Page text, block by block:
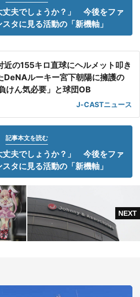
丈夫でしょうか？」 今後をファ
タに見る活動の「新機軸」
近の155キロ直球にヘルメット叩き
DeNAルーキー宮下朝陽に擁護の
けん気必要」と球団OB
J-CASTニュース
記事本文を読む
丈夫でしょうか？」 今後をファ
タに見る活動の「新機軸」